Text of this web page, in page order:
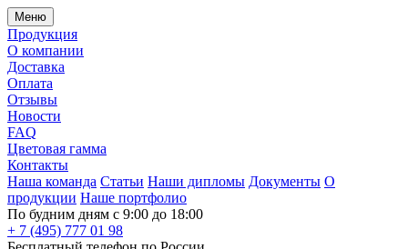
Меню
Продукция
О компании
Доставка
Оплата
Отзывы
Новости
FAQ
Цветовая гамма
Контакты
Наша команда Статьи Наши дипломы Документы О
продукции Наше портфолио
По будним дням с 9:00 до 18:00
+ 7 (495) 777 01 98